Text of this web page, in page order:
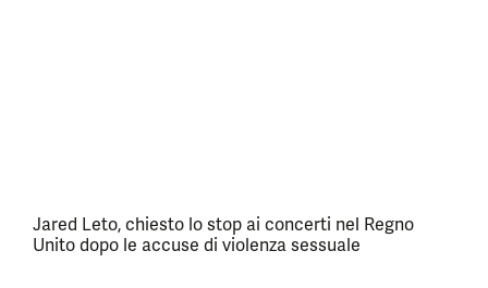
Jared Leto, chiesto lo stop ai concerti nel Regno
Unito dopo le accuse di violenza sessuale